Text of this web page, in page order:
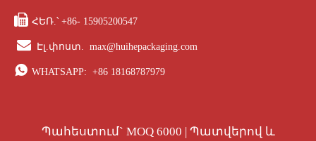
 ՀԵՌ.՝ +86- 15905200547
 Էլ.փոստ. max@huihepackaging.com
 WHATSAPP: +86 18168787979
Պահեստում` MOQ 6000 | Պատվերով և